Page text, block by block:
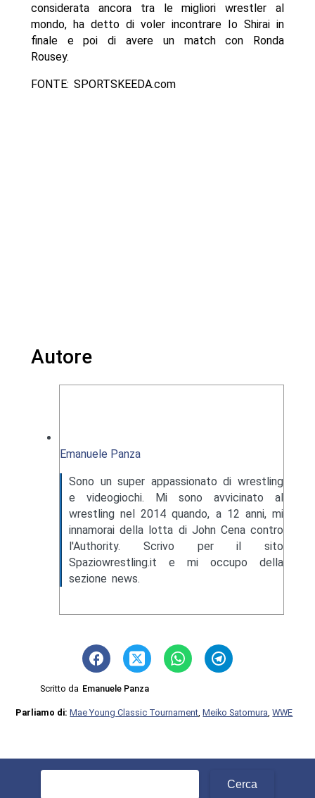
considerata ancora tra le migliori wrestler al
mondo, ha detto di voler incontrare Io Shirai in
finale e poi di avere un match con Ronda
Rousey.
FONTE: SPORTSKEEDA.com
Autore
Emanuele Panza
Sono un super appassionato di wrestling
e videogiochi. Mi sono avvicinato al
wrestling nel 2014 quando, a 12 anni, mi
innamorai della lotta di John Cena contro
l'Authority. Scrivo per il sito
Spaziowrestling.it e mi occupo della
sezione news.
Scritto da Emanuele Panza
Parliamo di:Mae Young Classic Tournament ,Meiko Satomura ,WWE